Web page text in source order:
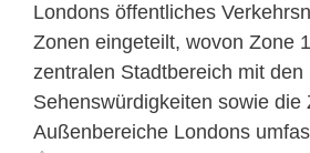
Londons öffentliches
Zonen eingeteilt, wovon Zone
zentralen Stadtbereich mit den
Sehenswürdigkeiten sowie die
Außenbereiche Londons